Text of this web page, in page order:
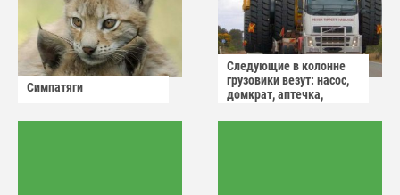
Симпатяги
Следующие в колонне
грузовики везут: насос,
домкрат, аптечка,